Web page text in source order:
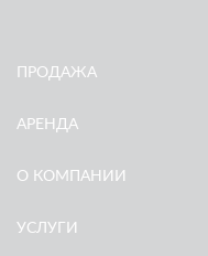
ПРОДАЖА
АРЕНДА
О КОМПАНИИ
УСЛУГИ